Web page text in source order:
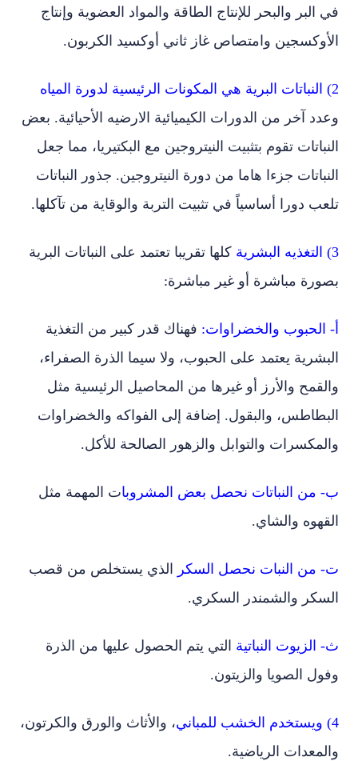
في البر والبحر للإنتاج الطاقة والمواد العضوية وإنتاج
الأوكسجين وامتصاص غاز ثاني أوكسيد الكربون.
وعدد آخر من الدورات الكيميائية الارضيه الأحيائية. بعض
النباتات تقوم بتثبيت النيتروجين مع البكتيريا، مما جعل
النباتات جزءا هاما من دورة النيتروجين. جذور النباتات
تلعب دورا أساسياً في تثبيت التربة والوقاية من تآكلها.
كلها تقريبا تعتمد على النباتات البرية
بصورة مباشرة أو غير مباشرة:
أ‌- الحبوب والخضراوات:فهناك قدر كبير من التغذية
البشرية يعتمد على الحبوب، ولا سيما الذرة الصفراء،
والقمح والأرز أو غيرها من المحاصيل الرئيسية مثل
البطاطس، والبقول. إضافة إلى الفواكه والخضراوات
والمكسرات والتوابل والزهور الصالحة للأكل.
ب‌- من النباتات نحصل بعض المشروبات المهمة مثل
القهوه والشاي.
ت‌- من النبات نحصل السكرالذي يستخلص من قصب
السكر والشمندر السكري.
ث‌- الزيوت النباتيةالتي يتم الحصول عليها من الذرة
وفول الصويا والزيتون.
، والأثاث والورق والكرتون،
والمعدات الرياضية.